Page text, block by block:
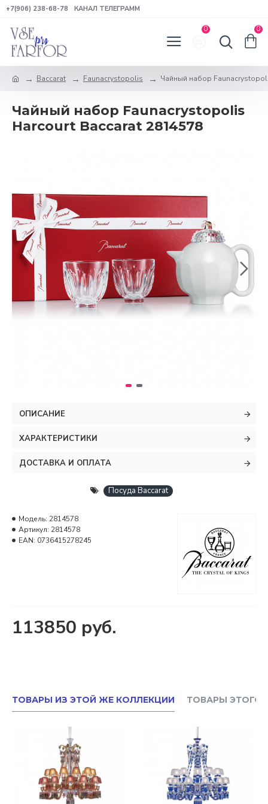
+7(906) 238-68-78 КАНАЛ ТЕЛЕГРАММ
0 0
Baccarat Faunacrystopolis Чайный набор
Чайный набор Faunacrystopolis
Harcourt Baccarat 2814578
ОПИСАНИЕ
ХАРАКТЕРИСТИКИ
ДОСТАВКА И ОПЛАТА
Посуда Baccarat
113850 руб.
Модель: 2814578
Артикул: 2814578
EAN: 0736415278245
ТОВАРЫ ИЗ ЭТОЙ ЖЕ КОЛЛЕКЦИИ ТОВАРЫ ЭТОГО